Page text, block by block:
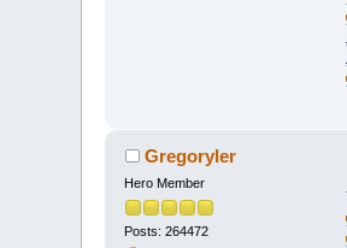
Gregoryler
Hero Member
Posts: 264472